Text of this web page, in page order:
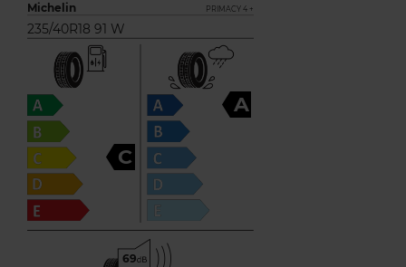
Michelin PRIMACY 4 +
235/40R18 91 W
C
A
69